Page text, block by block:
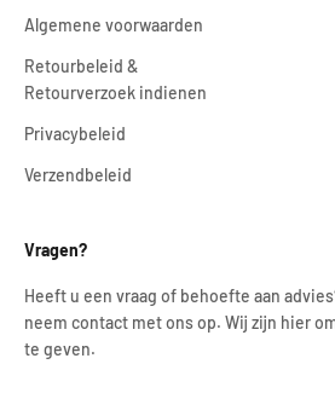
Algemene voorwaarden
Retourbeleid &
Retourverzoek indienen
Privacybeleid
Verzendbeleid
Vragen?
Heeft u een vraag of behoefte aan
neem contact met ons op. Wij zijn hier
te geven.